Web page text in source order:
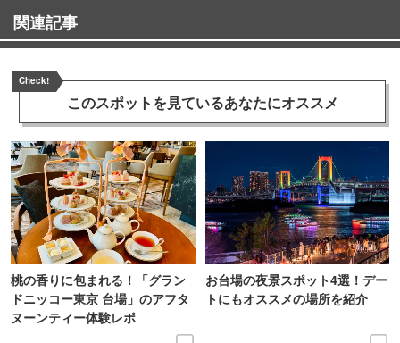
関連記事
Check!
このスポットを見ているあなたにオススメ
桃の香りに包まれる！「グラン
ドニッコー東京 台場」のアフタ
ヌーンティー体験レポ
お台場の夜景スポット4選！デー
トにもオススメの場所を紹介